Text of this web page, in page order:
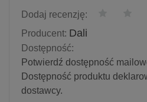
Dodaj recenzję:
Producent: Dali
Dostępność:
Potwierdź dostępność
Dostępność produktu
dostawcy.